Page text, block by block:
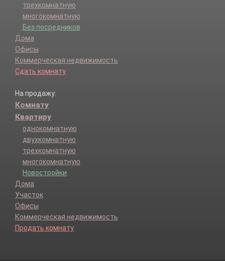
трехкомнатную
многокомнатную
Без посредников
Дома
Офисы
Коммерческая недвижимость
Сдать комнату
На продажу:
Комнату
Квартиру
однокомнатную
двухкомнатную
трехкомнатную
многокомнатную
Новостройки
Дома
Участок
Офисы
Коммерческая недвижимость
Продать комнату